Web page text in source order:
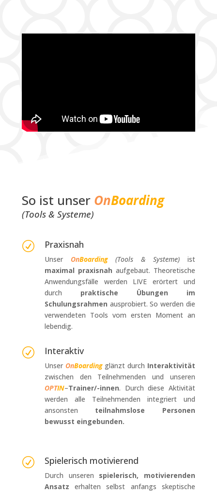
So ist unser OnBoarding
(Tools & Systeme)
R Praxisnah
Unser OnBoarding (Tools & Systeme) ist
maximal praxisnah aufgebaut. Theoretische
Anwendungsfälle werden LIVE erörtert und
durch praktische Übungen im
Schulungsrahmen ausprobiert. So werden die
verwendeten Tools vom ersten Moment an
lebendig.
R Interaktiv
Unser OnBoardingglänzt durch Interaktivität
zwischen den Teilnehmenden und unseren
OPTIN–Trainer/-innen. Durch diese Aktivität
werden alle Teilnehmenden integriert und
ansonsten teilnahmslose Personen
bewusst eingebunden.
R Spielerisch motivierend
Durch unseren spielerisch, motivierenden
Ansatz erhalten selbst anfangs skeptische